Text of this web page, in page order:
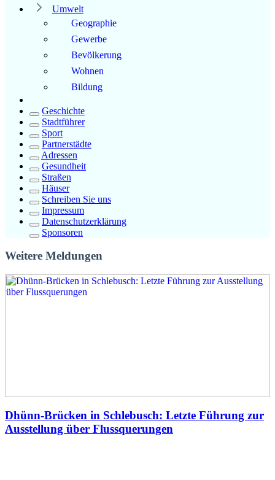
Umwelt
Geographie
Gewerbe
Bevölkerung
Wohnen
Bildung
Geschichte
Stadtführer
Sport
Partnerstädte
Adressen
Gesundheit
Straßen
Häuser
Schreiben Sie uns
Impressum
Datenschutzerklärung
Sponsoren
Weitere Meldungen
Dhünn-Brücken in Schlebusch: Letzte Führung zur
Ausstellung über Flussquerungen